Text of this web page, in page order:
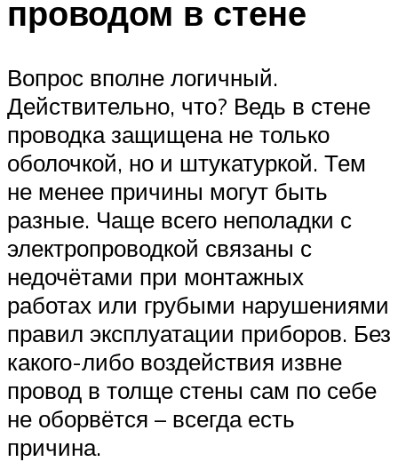
проводом в стене
Вопрос вполне логичный.
Действительно, что? Ведь в стене
проводка защищена не только
оболочкой, но и штукатуркой. Тем
не менее причины могут быть
разные. Чаще всего неполадки с
электропроводкой связаны с
недочётами при монтажных
работах или грубыми нарушениями
правил эксплуатации приборов. Без
какого-либо воздействия извне
провод в толще стены сам по себе
не оборвётся – всегда есть
причина.